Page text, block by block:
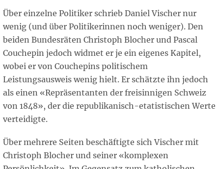
Über einzelne Politiker schrieb Daniel Vischer nur
wenig (und über Politikerinnen noch weniger). Den
beiden Bundesräten Christoph Blocher und Pascal
Couchepin jedoch widmet er je ein eigenes Kapitel,
wobei er von Couchepins politischem
Leistungsausweis wenig hielt. Er schätzte ihn jedoch
als einen «Repräsentanten der freisinnigen Schweiz
von 1848», der die republikanisch-etatistischen Werte
verteidigte.
Über mehrere Seiten beschäftigte sich Vischer mit
Christoph Blocher und seiner «komplexen